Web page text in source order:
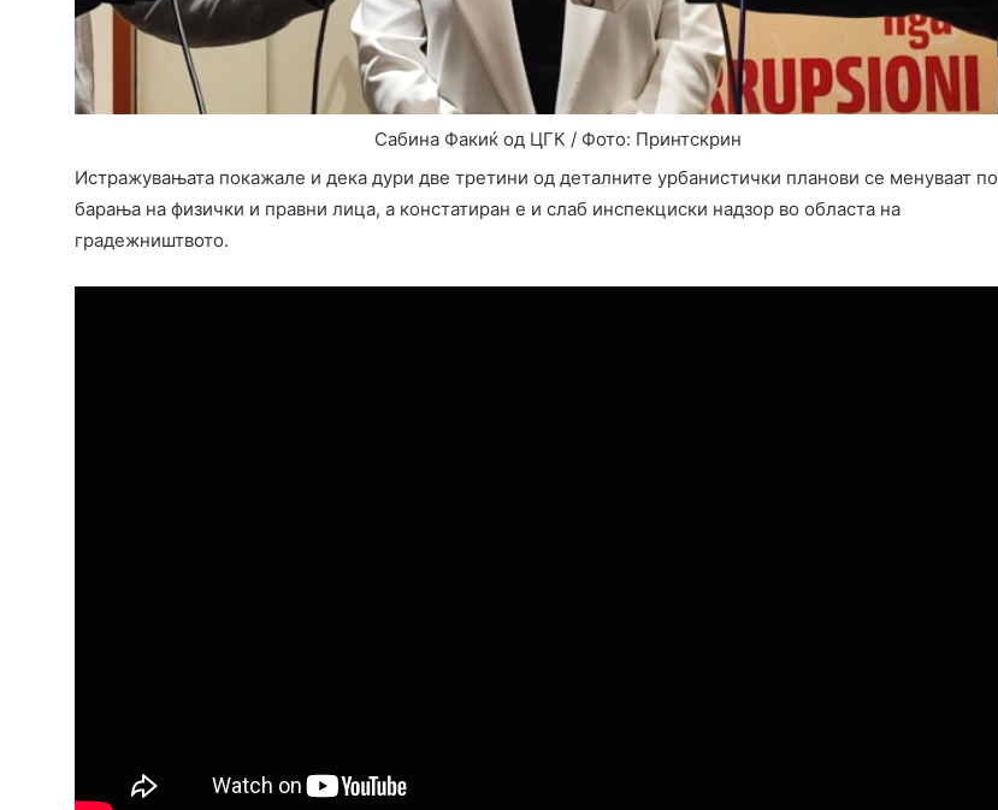
Сабина Факиќ од ЦГК / Фото: Принтскрин
Истражувањата покажале и дека дури две третини од деталните урбанистички планови се менуваат по
барања на физички и правни лица, а констатиран е и слаб инспекциски надзор во областа на
градежништвото.